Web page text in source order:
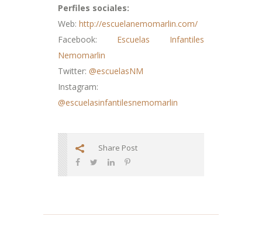
Perfiles sociales:
Web: http://escuelanemomarlin.com/
Facebook: Escuelas Infantiles
Nemomarlin
Twitter: @escuelasNM
Instagram:
@escuelasinfantilesnemomarlin
Share Post